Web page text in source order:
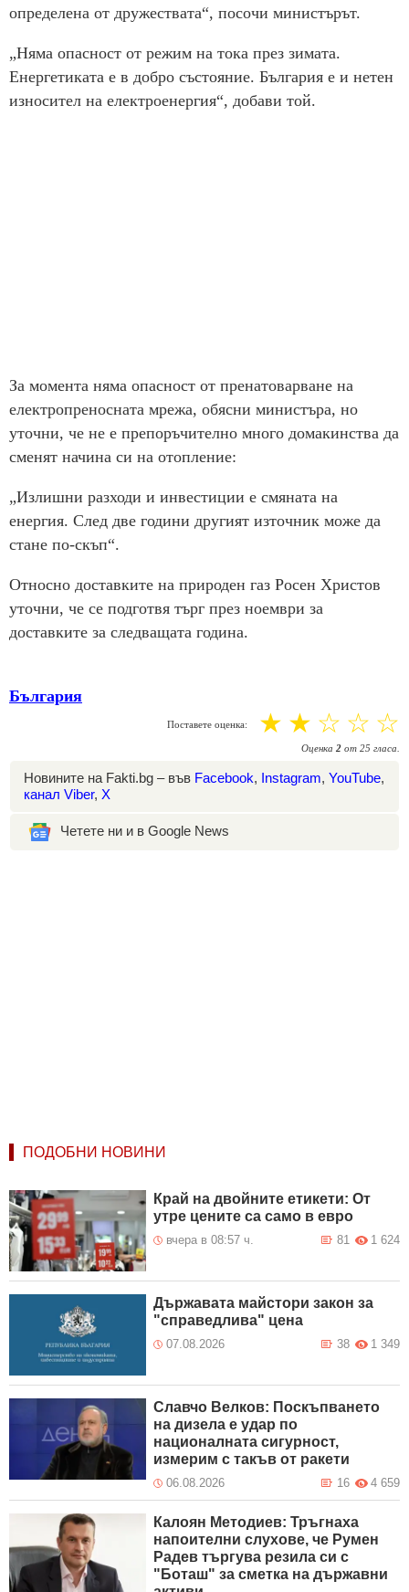
определена от дружествата“, посочи министърът.
„Няма опасност от режим на тока през зимата.
Енергетиката е в добро състояние. България е и нетен
износител на електроенергия“, добави той.
За момента няма опасност от пренатоварване на
електропреносната мрежа, обясни министъра, но
уточни, че не е препоръчително много домакинства да
сменят начина си на отопление:
„Излишни разходи и инвестиции е смяната на
енергия. След две години другият източник може да
стане по-скъп“.
Относно доставките на природен газ Росен Христов
уточни, че се подготвя търг през ноември за
доставките за следващата година.
България
Поставете оценка: ☆
☆
☆
☆
☆
Оценка 2 от 25 гласа.
Новините на Fakti.bg – във Facebook, Instagram, YouTube,
канал Viber, X
Четете ни и в Google News
ПОДОБНИ НОВИНИ
Край на двойните етикети: От
утре цените са само в евро
вчера в 08:57 ч. 1 624
81
Държавата майстори закон за
"справедлива" цена
07.08.2026 1 349
38
Славчо Велков: Поскъпването
на дизела е удар по
националната сигурност,
измерим с такъв от ракети
06.08.2026 4 659
16
Калоян Методиев: Тръгнаха
напоителни слухове, че Румен
Радев търгува резила си с
"Боташ" за сметка на държавни